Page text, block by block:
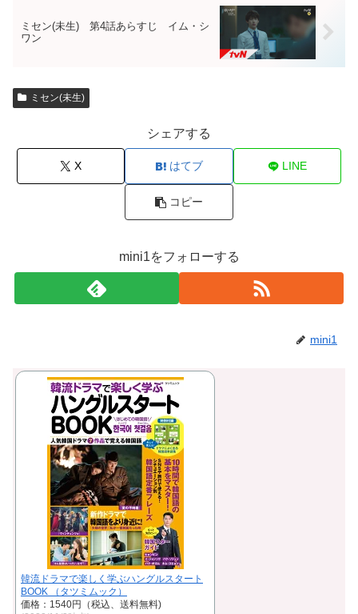
ミセン(未生) 第4話あらすじ イム・シ
ワン
ミセン(未生)
シェアする
X はてブ LINE
コピー
mini1をフォローする
mini1
韓流ドラマで楽しく学ぶハングルスタート
BOOK （タツミムック）
価格：1540円（税込、送料無料)